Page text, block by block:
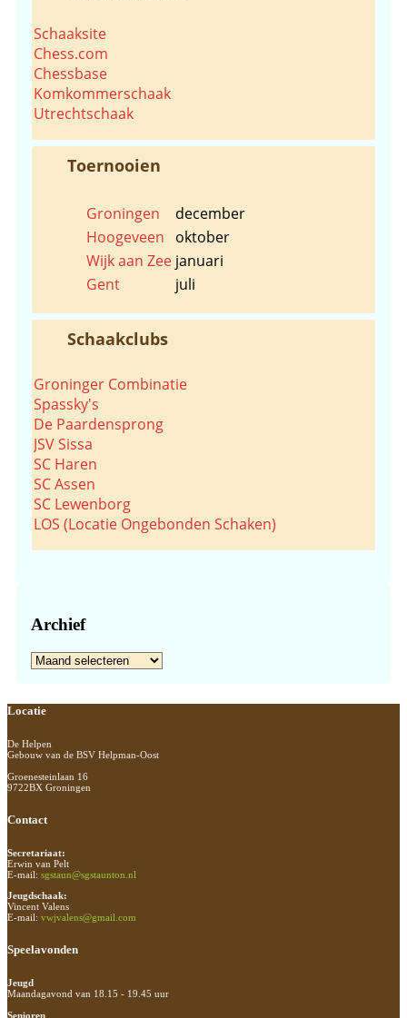
Schaaksite
Chess.com
Chessbase
Komkommerschaak
Utrechtschaak
Toernooien
Groningen
december
Hoogeveen
oktober
Wijk aan Zee januari
Gent
juli
Schaakclubs
Groninger Combinatie
Spassky's
De Paardensprong
JSV Sissa
SC Haren
SC Assen
SC Lewenborg
LOS (Locatie Ongebonden Schaken)
Archief
Archief
Footer
Locatie
De Helpen
Gebouw van de BSV Helpman-Oost
Groenesteinlaan 16
9722BX Groningen
Contact
Secretariaat:
Erwin van Pelt
E-mail: sgstaun@sgstaunton.nl
Jeugdschaak:
Vincent Valens
E-mail: vwjvalens@gmail.com
Speelavonden
Jeugd
Maandagavond van 18.15 - 19.45 uur
Senioren